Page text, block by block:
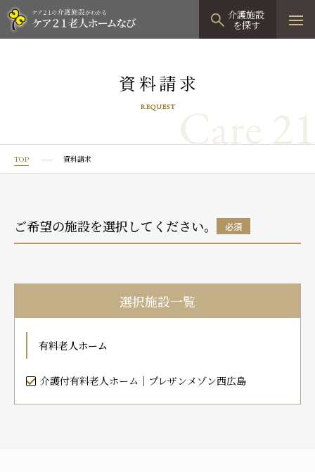
介護施設
を探す
見学予約
有料老人ホームTOP
プレザングラン
プレザンメゾン
有料老人ホームとは
グループホーム
たのしい家
認知症対応型グループホームとは
認知症のおはなし
小規模多機能型居宅介護TOP
たのしい家
小規模多機能型居宅介護とは
0120-944
お問い合わせフォーム
資料請求
REQUEST Care 21
TOP 資料請求
ご希望の施設を選択してください。 必須
選択施設一覧
有料老人ホーム
介護付有料老人ホーム｜プレザンメゾン西広島